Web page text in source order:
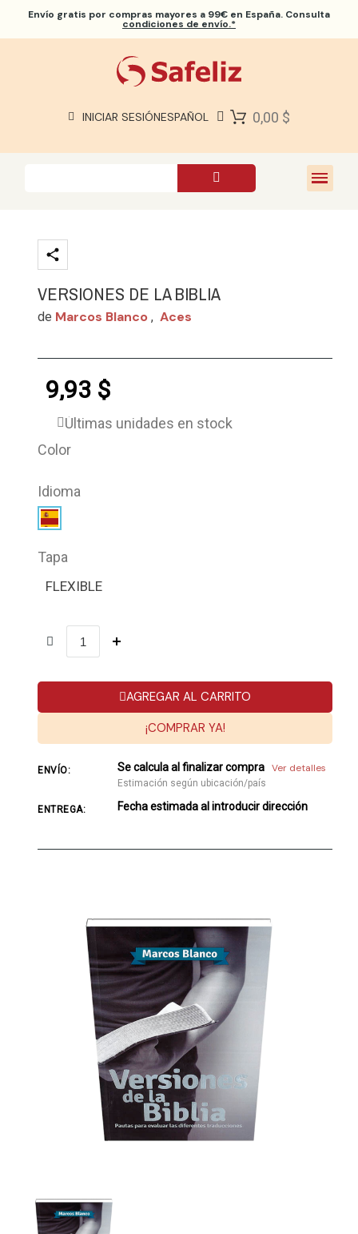
Envío gratis por compras mayores a 99€ en España. Consulta
condiciones de envío.*
INICIAR SESIÓNESPAÑOL 0,00 $
VERSIONES DE LA BIBLIA
de Marcos Blanco , Aces
9,93 $
Últimas unidades en stock
Color
Idioma
Tapa
FLEXIBLE
AGREGAR AL CARRITO
¡COMPRAR YA!
ENVÍO: Se calcula al finalizar compra Ver detalles
Estimación según ubicación/país
ENTREGA: Fecha estimada al introducir dirección